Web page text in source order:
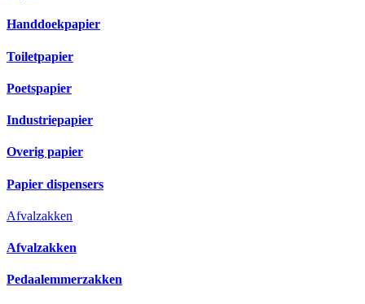
Handdoekpapier
Toiletpapier
Poetspapier
Industriepapier
Overig papier
Papier dispensers
Afvalzakken
Afvalzakken
Pedaalemmerzakken